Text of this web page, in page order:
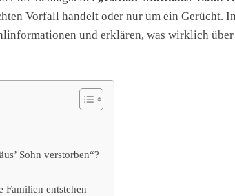
Vorfall handelt oder nur um ein Gerücht.
und erklären, was wirklich
Sohn verstorben“?
Familien entstehen